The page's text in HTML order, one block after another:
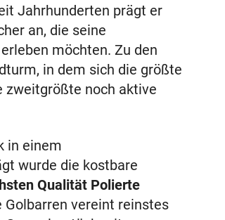
Jahrhunderten prägt er
an, die seine
möchten. Zu den
in dem sich die größte
zweitgrößte noch aktive
in einem
wurde die kostbare
Qualität Polierte
vereint reinstes